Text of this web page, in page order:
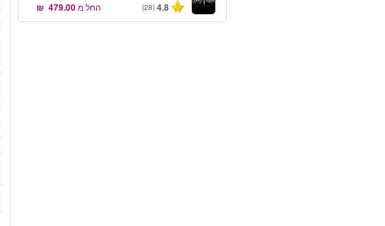
4.8
(28) החל מ‏479.00 ‏ ₪